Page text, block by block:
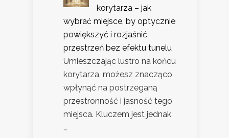
korytarza – jak
wybrać miejsce, by optycznie
powiększyć i rozjaśnić
przestrzeń bez efektu tunelu
Umieszczając lustro na końcu
korytarza, możesz znacząco
wpłynąć na postrzeganą
przestronność i jasność tego
miejsca. Kluczem jest jednak
…